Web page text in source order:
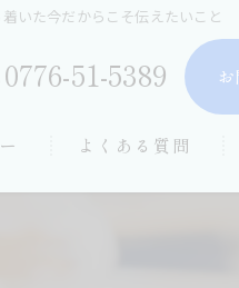
着いた今だからこそ伝えたいこ
0776-51-5389
よくある質問